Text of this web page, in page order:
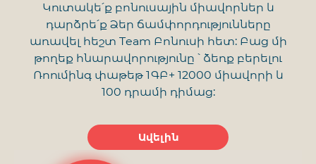
Կուտակե՛ք բոնուսային միավորներ և
դարձրե՛ք Ձեր ճամփորդությունները
առավել հեշտ Team Բոնուսի հետ: Բաց մի
թողեք հնարավորությունը ՝ ձեռք բերելու
Ռոումինգ փաթեթ 1ԳԲ+ 12000 միավորի և
100 դրամի դիմաց:
Ավելին